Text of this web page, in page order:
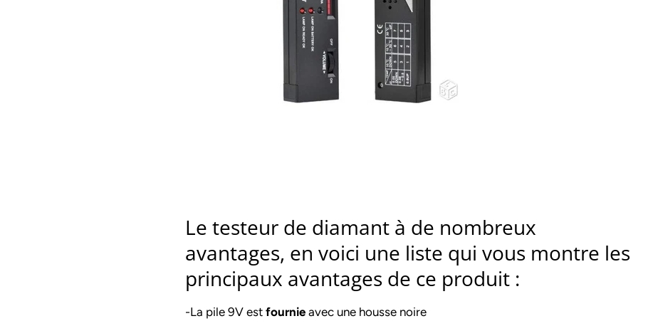
Le testeur de diamant à de nombreux
avantages, en voici une liste qui vous montre les
principaux avantages de ce produit :
-La pile 9V est fournie avec une housse noire